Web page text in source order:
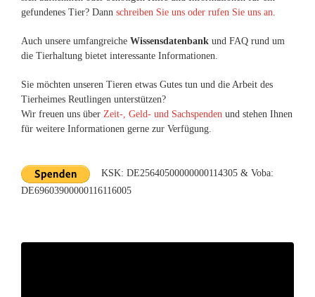
gefundenes Tier? Dann schreiben Sie uns oder rufen Sie uns an
Auch unsere umfangreiche Wissensdatenbank und FAQ rund um
die Tierhaltung bietet interessante Informationen.
Sie möchten unseren Tieren etwas Gutes tun und die Arbeit des
Tierheimes Reutlingen unterstützen?
Wir freuen uns über Zeit-, Geld- und Sachspenden und stehen Ihnen
für weitere Informationen gerne zur Verfügung.
KSK: DE25640500000000114305 & Voba:
DE69603900000116116005